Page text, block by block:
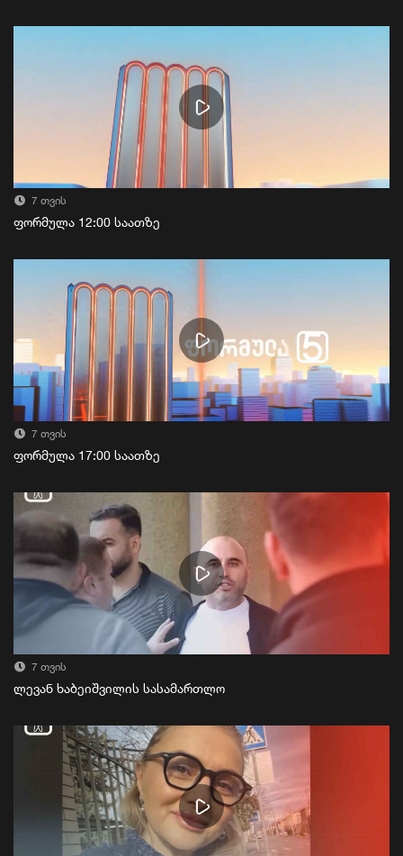
7 თვის
ფორმულა 12:00 საათზე
7 თვის
ფორმულა 17:00 საათზე
7 თვის
ლევან ხაბეიშვილის სასამართლო